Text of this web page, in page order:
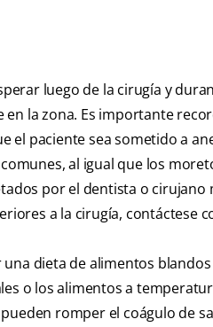
luego de la cirugía y
la zona. Es importante
el paciente sea sometido a
al igual que los
por el dentista o cirujano
a la cirugía, contáctese
dieta de alimentos
o los alimentos a
romper el coágulo de